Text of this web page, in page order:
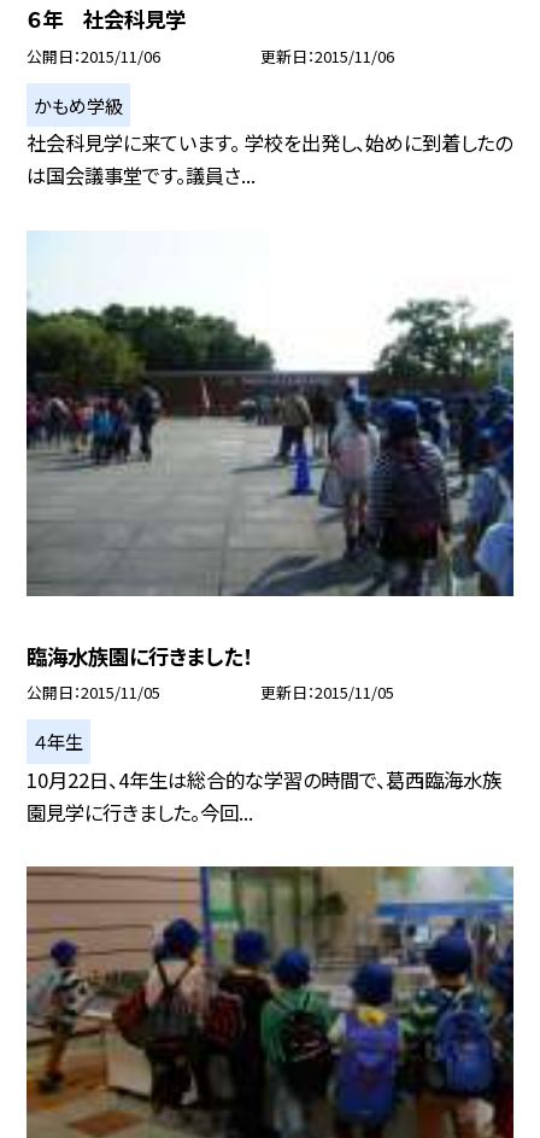
６年 社会科見学
公開日 2015/11/06 更新日 2015/11/06
かもめ学級
社会科見学に来ています。 学校を出発し、始めに到着したの
は国会議事堂です。議員さ...
臨海水族園に行きました！
公開日 2015/11/05 更新日 2015/11/05
４年生
10月22日、4年生は総合的な学習の時間で、葛西臨海水族
園見学に行きました。今回...